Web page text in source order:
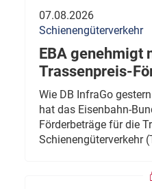
07.08.2026
Schienengüterverkehr
EBA genehmigt
Trassenpreis-
Wie DB InfraGo
hat das Eisenbahn-
Förderbeträge für die
Schienengüterverkehr